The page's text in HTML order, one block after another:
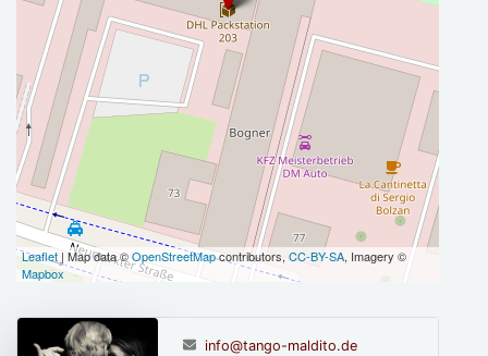
Leaflet | Map data ©OpenStreetMapcontributors, CC-BY-SA, Imagery ©
Mapbox
info@tango-maldito.de